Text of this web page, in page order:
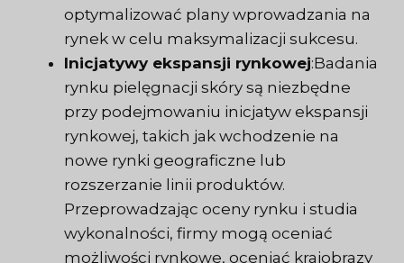
optymalizować plany wprowadzania na
rynek w celu maksymalizacji sukcesu.
Inicjatywy ekspansji rynkowej:Badania
rynku pielęgnacji skóry są niezbędne
przy podejmowaniu inicjatyw ekspansji
rynkowej, takich jak wchodzenie na
nowe rynki geograficzne lub
rozszerzanie linii produktów.
Przeprowadzając oceny rynku i studia
wykonalności, firmy mogą oceniać
możliwości rynkowe, oceniać krajobrazy